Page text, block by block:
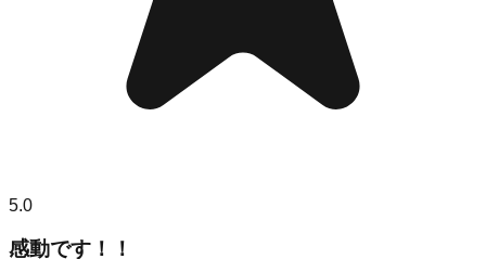
5.0
感動です！！